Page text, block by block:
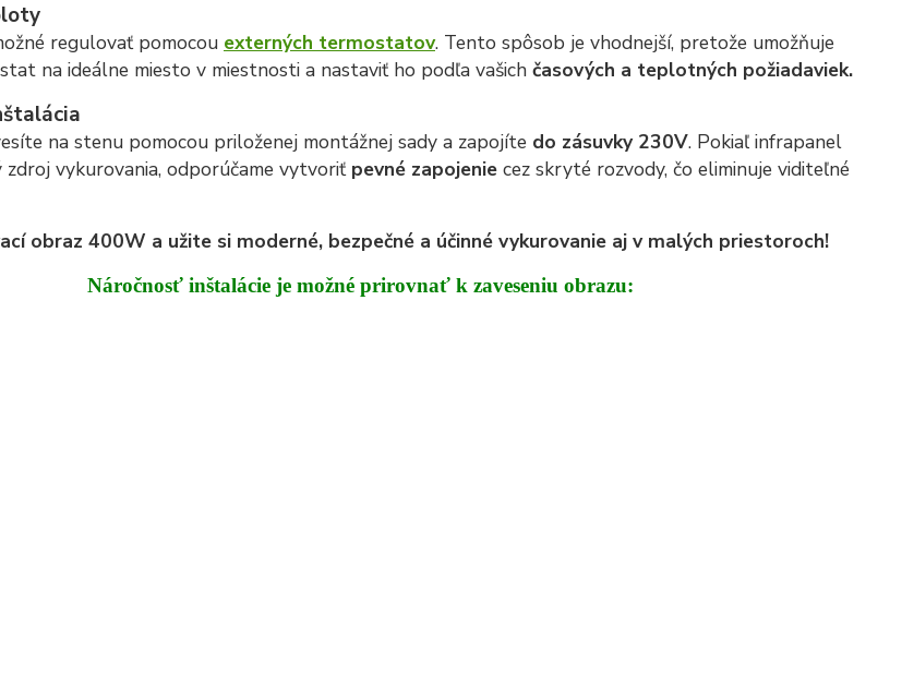
regulovať pomocou externých termostatov. Tento spôsob je vhodnejší, pretože umožňuje
na ideálne miesto v miestnosti a nastaviť ho podľa vašich časových a teplotných požiadaviek.
na stenu pomocou priloženej montážnej sady a zapojíte do zásuvky 230V. Pokiaľ infrapanel
zdroj vykurovania, odporúčame vytvoriť pevné zapojeniecez skryté rozvody, čo eliminuje viditeľné
obraz 400W a užite si moderné, bezpečné a účinné vykurovanie aj v malých priestoroch!
Náročnosť inštalácie je možné prirovnať k zaveseniu obrazu: